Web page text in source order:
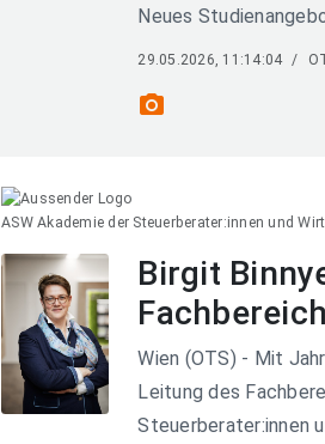
Neues
29.05.2026, 11:14:04 /
photo_camera
ASW Akademie der Steuerberater:innen und
Birgit
Wien (OTS) - Mit
Leitung des
Steuerberater:innen